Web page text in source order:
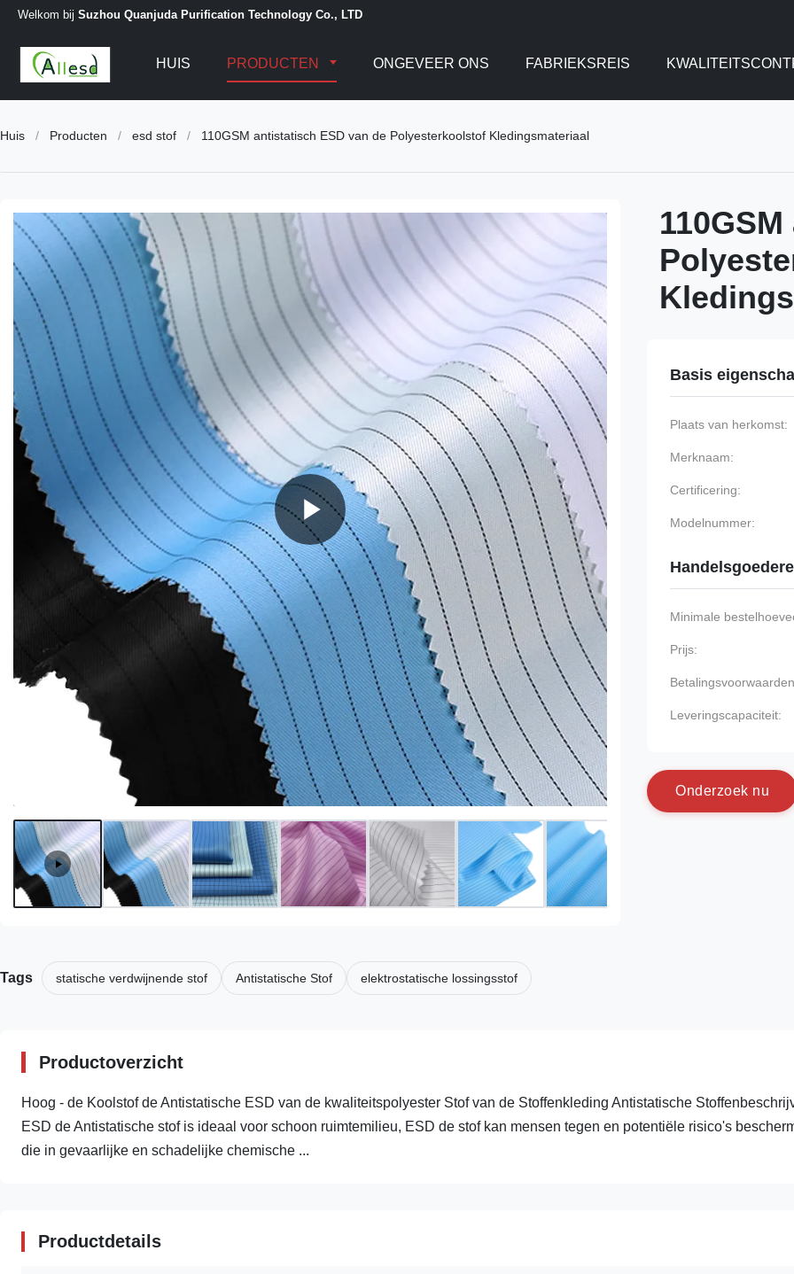
Welkom bij Suzhou Quanjuda Purification Technology Co., LTD
HUIS PRODUCTEN ONGEVEER ONS FABRIEKSREIS
Huis / Producten / esd stof / 110GSM antistatisch ESD van de Polyesterkoolstof Kledingsmateriaal
Basis
Plaats van herkomst:
Merknaam:
Certificering:
Modelnummer:
Minimale
Prijs:
Leveringscapaciteit:
Onderzoek nu
Tags statische verdwijnende stof Antistatische Stof elektrostatische lossingsstof
Productoverzicht
Hoog - de Koolstof de Antistatische ESD van de kwaliteitspolyester Stof van de Stoffenkleding Antistatische
ESD de Antistatische stof is ideaal voor schoon ruimtemilieu, ESD de stof kan mensen tegen en potentiële risico's
die in gevaarlijke en schadelijke chemische ...
Productdetails